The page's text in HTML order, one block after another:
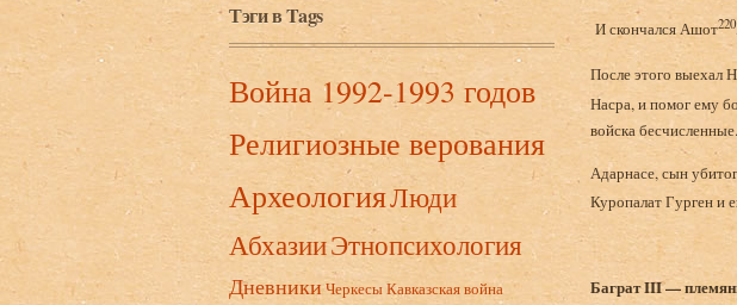
Тэги в Tags
Война 1992-1993 годов
Религиозные верования
АрхеологияЛюди
АбхазииЭтнопсихология
Дневники ЧеркесыКавказская война
И скончался Ашот220
После этого выехал
Насра, и помог ему
войска бесчисленные.
Адарнасе, сын
Куропалат Гурген и
БагратIII—